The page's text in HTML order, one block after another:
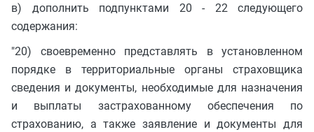
в) дополнить подпунктами 20 - 22 следующего
содержания:
"20) своевременно представлять в установленном
порядке в территориальные органы страховщика
сведения и документы, необходимые для назначения
и выплаты застрахованному обеспечения по
страхованию, а также заявление и документы для